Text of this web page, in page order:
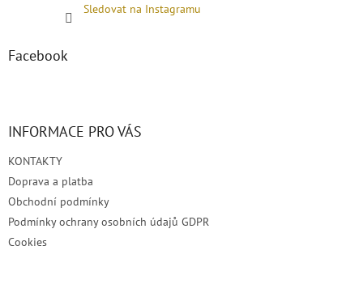
Sledovat na Instagramu
Facebook
INFORMACE PRO VÁS
KONTAKTY
Doprava a platba
Obchodní podmínky
Podmínky ochrany osobních údajů GDPR
Cookies